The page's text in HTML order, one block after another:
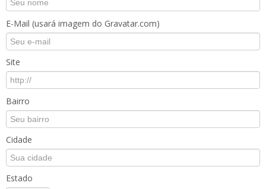
E-Mail (usará imagem do Gravatar.com)
Site
Bairro
Cidade
Estado